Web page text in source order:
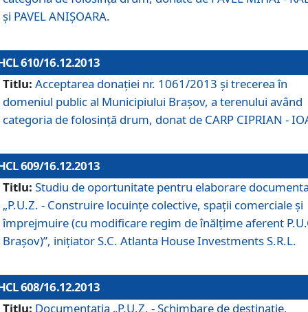
şi PAVEL ANIŞOARA.
610/16.12.2013
Titlu: Acceptarea donaţiei nr. 1061/2013 şi trecerea în
domeniul public al Municipiului Braşov, a terenului având
categoria de folosinţă drum, donat de CARP CIPRIAN -
609/16.12.2013
Titlu: Studiu de oportunitate pentru elaborare
„P.U.Z. - Construire locuinţe colective, spaţii comerciale şi
împrejmuire (cu modificare regim de înălţime aferent
Braşov)”, iniţiator S.C. Atlanta House Investments S.R.L.
608/16.12.2013
Titlu: Documentaţia „P.U.Z. - Schimbare de destinaţie,